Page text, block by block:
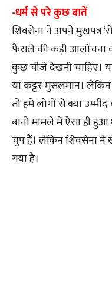
-धर्म से परे कुछ बातें
शिवसेना ने अपने मुखपत्र
फैसले की कड़ी आलोचना
कुछ चीजें देखनी चाहिए।
या कट्टर मुसलमान।
तो हमें लोगों से क्या
बानो मामले में ऐसा ही
चुप हैं। लेकिन शिवसेना ने
गया है।